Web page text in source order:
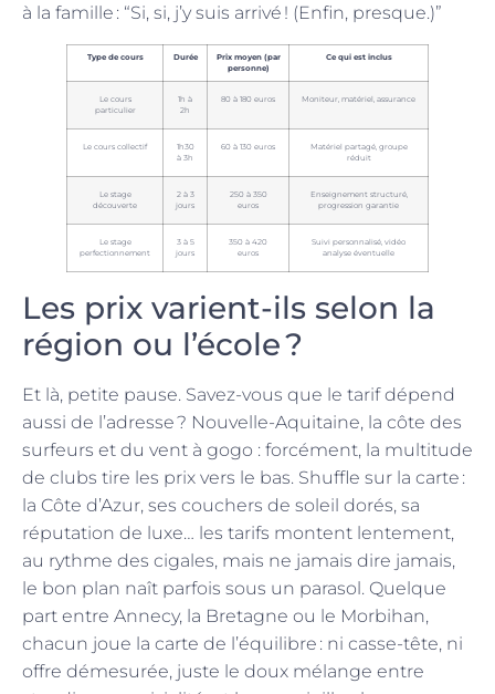
à la famille : “Si, si, j’y suis arrivé ! (Enfin, presque.)”
Type de cours Durée
Prix moyen (par
personne)
Ce qui est inclus
Le cours
particulier
1h à
2h
80 à 180 euros Moniteur, matériel, assurance
Le cours collectif
1h30
à 3h
60 à 130 euros
Matériel partagé, groupe
réduit
Le stage
découverte
2 à 3
jours
250 à 350
euros
Enseignement structuré,
progression garantie
Le stage
perfectionnement
3 à 5
jours
350 à 420
euros
Suivi personnalisé, vidéo
analyse éventuelle
Les prix varient-ils selon la
région ou l’école ?
Et là, petite pause. Savez-vous que le tarif dépend
aussi de l’adresse ? Nouvelle-Aquitaine, la côte des
surfeurs et du vent à gogo : forcément, la multitude
de clubs tire les prix vers le bas. Shuffle sur la carte :
la Côte d’Azur, ses couchers de soleil dorés, sa
réputation de luxe… les tarifs montent lentement,
au rythme des cigales, mais ne jamais dire jamais,
le bon plan naît parfois sous un parasol. Quelque
part entre Annecy, la Bretagne ou le Morbihan,
chacun joue la carte de l’équilibre : ni casse-tête, ni
offre démesurée, juste le doux mélange entre